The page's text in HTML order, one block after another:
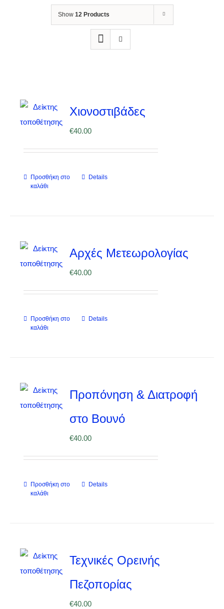
Show 12 Products
Χιονοστιβάδες
€40.00
Προσθήκη στο
καλάθι
Details
Αρχές Μετεωρολογίας
€40.00
Προσθήκη στο
καλάθι
Details
Προπόνηση & Διατροφή
στο Βουνό
€40.00
Προσθήκη στο
καλάθι
Details
Τεχνικές Ορεινής
Πεζοπορίας
€40.00